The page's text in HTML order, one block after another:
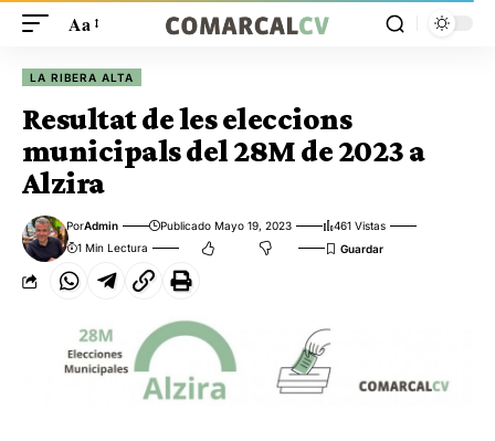
Aa
LA RIBERA ALTA
Resultat de les eleccions
municipals del 28M de 2023 a
Alzira
PorAdmin Publicado Mayo 19, 2023
461 Vistas
1 Min Lectura